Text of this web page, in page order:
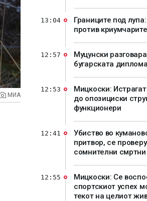
МИА
Границите под
против
13:04
Муцунски
бугарската
12:57
Мицкоски:
до опозициски
функционери
12:53
Убиство во
притвор, се
сомнителни смртни
12:41
Мицкоски: Се
спортскиот успех
текот на целиот
12:55